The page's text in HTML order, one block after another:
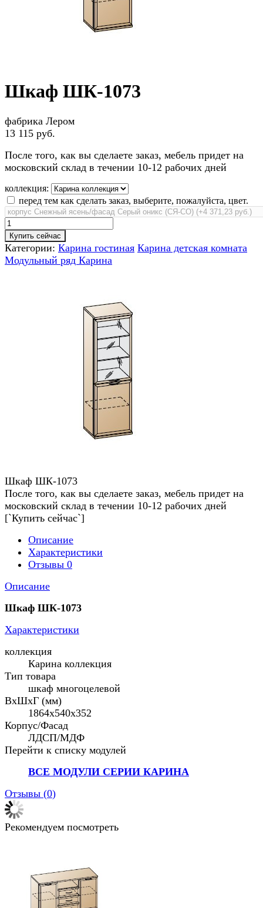
Шкаф ШК-1073
фабрика Лером
13 115 руб.
После того, как вы сделаете заказ, мебель придет на
московский склад в течении 10-12 рабочих дней
коллекция:
перед тем как сделать заказ, выберите, пожалуйста, цвет.
Купить сейчас
Категории: Карина гостиная Карина детская комната
Модульный ряд Карина
Шкаф ШК-1073
После того, как вы сделаете заказ, мебель придет на
московский склад в течении 10-12 рабочих дней
[`Купить сейчас`]
Описание
Характеристики
Отзывы 0
Описание
Шкаф ШК-1073
Характеристики
коллекция
Карина коллекция
Тип товара
шкаф многоцелевой
ВхШхГ (мм)
1864х540х352
Корпус/Фасад
ЛДСП/МДФ
Перейти к списку модулей
ВСЕ МОДУЛИ СЕРИИ КАРИНА
Отзывы (0)
Рекомендуем посмотреть